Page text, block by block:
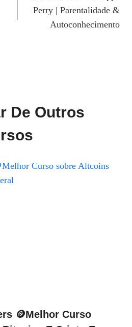
Perry | Parentalidade &
Autoconhecimento
De Outros
🪙Melhor Curso